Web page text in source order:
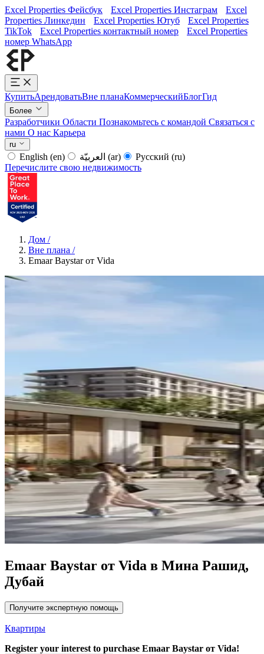
Excel Properties Фейсбук Excel Properties Инстаграм
Excel
Properties Линкедин
Excel Properties Ютуб
Excel Properties
TikTok
Excel Properties контактный номер
Excel Properties
номер WhatsApp
КупитьАрендоватьВне планаКоммерческийБлогГид
Более
Разработчики Области Познакомьтесь с командой Связаться с
нами О нас Карьера
ru
English (en) (ar) Русский (ru)
Перечислите свою недвижимость
Дом /
Вне плана /
Emaar Baystar от Vida
Emaar Baystar от Vida в Мина Рашид,
Дубай
Получите экспертную помощь
Квартиры
Register your interest to purchase Emaar Baystar от Vida!